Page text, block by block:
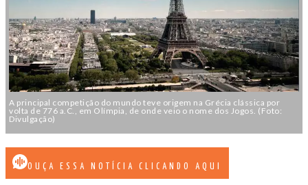
A principal competição do mundo teve origem na Grécia clássica por
volta de 776 a.C., em Olímpia, de onde veio o nome dos Jogos. (Foto:
Divulgação)
OUÇA ESSA NOTÍCIA CLICANDO AQUI